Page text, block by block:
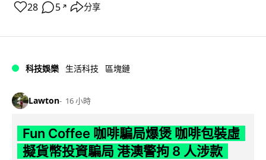
28 5 ↗ 分享
科技娛樂 生活科技 區塊鏈
Lawton 16 小時
Fun Coffee 咖啡騙局爆煲 咖啡包裝虛
擬貨幣投資騙局 港澳警拘 8 人涉款